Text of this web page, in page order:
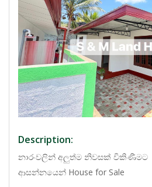
Description:
නාරංවලින් අලුත්ම නිවසක් විකිණීමට |
ආසන්නයෙන් House for Sale